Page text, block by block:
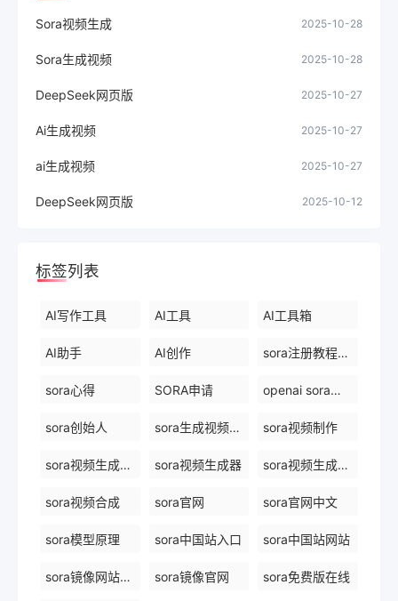
Sora视频生成 2025-10-28
Sora生成视频 2025-10-28
DeepSeek网页版 2025-10-27
Ai生成视频 2025-10-27
ai生成视频 2025-10-27
DeepSeek网页版 2025-10-12
标签列表
AI写作工具 AI工具 AI工具箱
AI助手 AI创作 sora注册教程最新
sora心得 SORA申请 openai sora创始人
sora创始人 sora生成视频平台 sora视频制作
sora视频生成模型 sora视频生成器 sora视频生成技术
sora视频合成 sora官网 sora官网中文
sora模型原理 sora中国站入口 sora中国站网站
sora镜像网站免费 sora镜像官网 sora免费版在线